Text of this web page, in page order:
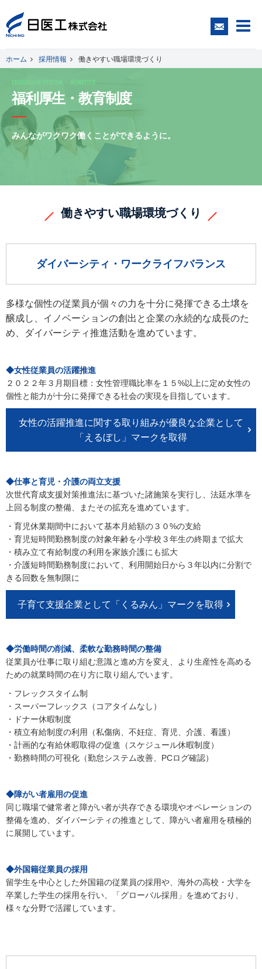
一般の皆さまへ
医療関係者の皆さまへ
日医工について
Japanese English
ホーム 採用情報 働きやすい職場環境づくり
EDUCATION SYSTEM ・ BENEFITS
福利厚生・教育制度
みんながワクワク働くことができるように。
働きやすい職場環境づくり
ダイバーシティ・ワークライフバランス
多様な個性の従業員が個々の力を十分に発揮できる土壌を
醸成し、イノベーションの創出と企業の永続的な成長のた
め、ダイバーシティ推進活動を進めています。
◆女性従業員の活躍推進
２０２２年３月期目標：女性管理職比率を１５%以上に定め女性の
個性と能力が十分に発揮できる社会の実現を目指しています。
女性の活躍推進に関する取り組みが優良な企業として
「えるぼし」マークを取得
◆仕事と育児・介護の両立支援
次世代育成支援対策推進法に基づいた諸施策を実行し、法廷水準を
上回る制度の整備、またその拡充を進めています。
・育児休業期間中において基本月給額の３０%の支給
・育児短時間勤務制度の対象年齢を小学校３年生の終期まで拡大
・積み立て有給制度の利用を家族介護にも拡大
・介護短時間勤務制度において、利用開始日から３年以内に分割で
きる回数を無制限に
子育て支援企業として「くるみん」マークを取得
◆労働時間の削減、柔軟な勤務時間の整備
従業員が仕事に取り組む意識と進め方を変え、より生産性を高める
ための就業時間の在り方に取り組んでいます。
・フレックスタイム制
・スーパーフレックス（コアタイムなし）
・ドナー休暇制度
・積立有給制度の利用（私傷病、不妊症、育児、介護、看護）
・計画的な有給休暇取得の促進（スケジュール休暇制度）
・勤務時間の可視化（勤怠システム改善、PCログ確認）
◆障がい者雇用の促進
同じ職場で健常者と障がい者が共存できる環境やオペレーションの
整備を進め、ダイバーシティの推進として、障がい者雇用を積極的
に展開しています。
◆外国籍従業員の採用
留学生を中心とした外国籍の従業員の採用や、海外の高校・大学を
卒業した学生の採用を行い、「グローバル採用」を進めており、
様々な分野で活躍しています。